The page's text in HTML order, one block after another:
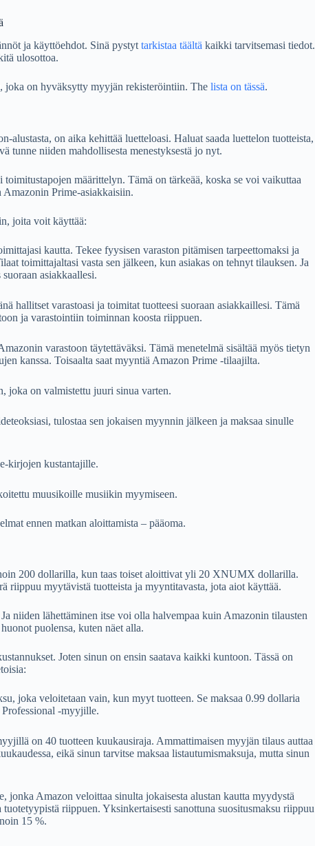
ja käyttöehdot. Sinä pystyt tarkistaa täältä kaikki tarvitsemasi tiedot.
ulosottoa.
joka on hyväksytty myyjän rekisteröintiin. The lista on tässä.
on aika kehittää luetteloasi. Haluat saada luettelon tuotteista,
tunne niiden mahdollisesta menestyksestä jo nyt.
määrittelyn. Tämä on tärkeää, koska se voi vaikuttaa
Amazonin Prime-asiakkaisiin.
joita voit käyttää:
kautta. Tekee fyysisen varaston pitämisen tarpeettomaksi ja
toimittajaltasi vasta sen jälkeen, kun asiakas on tehnyt tilauksen. Ja
asiakkaallesi.
hallitset varastoasi ja toimitat tuotteesi suoraan asiakkaillesi. Tämä
ja varastointiin toiminnan koosta riippuen.
varastoon täytettäväksi. Tämä menetelmä sisältää myös tietyn
kanssa. Toisaalta saat myyntiä Amazon Prime -tilaajilta.
joka on valmistettu juuri sinua varten.
tulostaa sen jokaisen myynnin jälkeen ja maksaa sinulle
kirjojen kustantajille.
muusikoille musiikin myymiseen.
ennen matkan aloittamista – pääoma.
200 dollarilla, kun taas toiset aloittivat yli 20 XNUMX dollarilla.
riippuu myytävistä tuotteista ja myyntitavasta, jota aiot käyttää.
niiden lähettäminen itse voi olla halvempaa kuin Amazonin tilausten
puolensa, kuten näet alla.
Joten sinun on ensin saatava kaikki kuntoon. Tässä on
joka veloitetaan vain, kun myyt tuotteen. Se maksaa 0.99 dollaria
-myyjille.
on 40 tuotteen kuukausiraja. Ammattimaisen myyjän tilaus auttaa
eikä sinun tarvitse maksaa listautumismaksuja, mutta sinun
jonka Amazon veloittaa sinulta jokaisesta alustan kautta myydystä
riippuen. Yksinkertaisesti sanottuna suositusmaksu riippuu
15 %.